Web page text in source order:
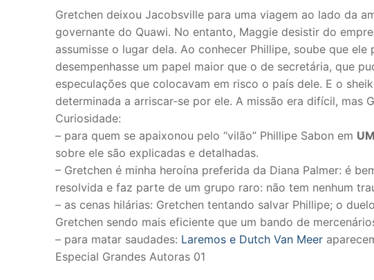
Gretchen deixou Jacobsville para uma viagem ao lado da
governante do Quawi. No entanto, Maggie desistir do
assumisse o lugar dela. Ao conhecer Phillipe, soube que
desempenhasse um papel maior que o de secretária, que
especulações que colocavam em risco o país dele. E o
determinada a arriscar-se por ele. A missão era difícil, mas
Curiosidade:
– para quem se apaixonou pelo “vilão” Phillipe Sabon em
sobre ele são explicadas e detalhadas.
– Gretchen é minha heroína preferida da Diana Palmer: é
resolvida e faz parte de um grupo raro: não tem nenhum
– as cenas hilárias: Gretchen tentando salvar Phillipe; o
Gretchen sendo mais eficiente que um bando de
– para matar saudades: Laremos e Dutch Van Meer
Especial Grandes Autoras 01